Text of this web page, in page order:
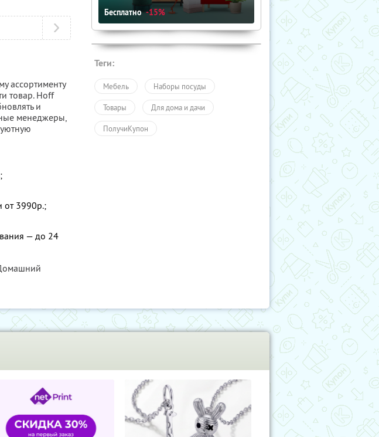
ассортименту
товар. Hoff
и
менеджеры,
от 3990р.;
— до 24
Бесплатно -15%
Теги:
Мебель Наборы посуды
Товары Для дома и дачи
ПолучиКупон